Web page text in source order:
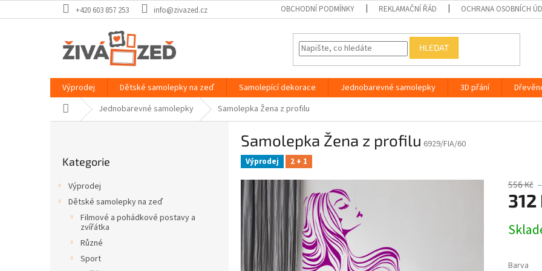
na
+420 603 857 253 info@zivazed.cz OBCHODNÍ PODMÍNKY REKLAMAČNÍ ŘÁD OCHRANA OSOBNÍCH
HLEDAT
Výprodej Dětské samolepky na zeď Samolepící dekorace Jednobarevné samolepky 3D přání
Domů Jednobarevné samolepky Samolepka Žena z profilu
kategorie
Kategorie
Výprodej
Dětské samolepky na zeď
Filmové a pohádkové postavy a
zvířátka
Různé
Sport
Samolepka Žena z profilu 6929/FIA/60
Výprodej 2 + 1
556 Kč
312
cena:
Barva